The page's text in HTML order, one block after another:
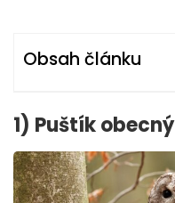
Obsah článku
1) Puštík obecný